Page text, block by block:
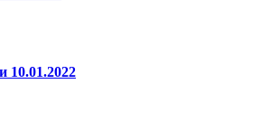
10.01.2022